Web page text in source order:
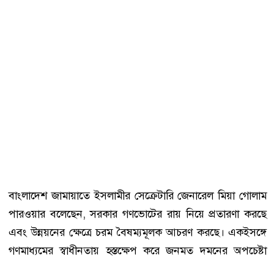
বাংলাদেশ জামায়াতে ইসলামীর সেক্রেটারি জেনারেল মিয়া গোলাম
পারওয়ার বলেছেন, সরকার গণভোটের রায় নিয়ে প্রতারণা করছে
এবং উন্নয়নের ক্ষেত্রে চরম বৈষম্যমূলক আচরণ করছে। একইসঙ্গে
গণমাধ্যমের স্বাধীনতায় হস্তক্ষেপ করে জনমত দমনের অপচেষ্টা